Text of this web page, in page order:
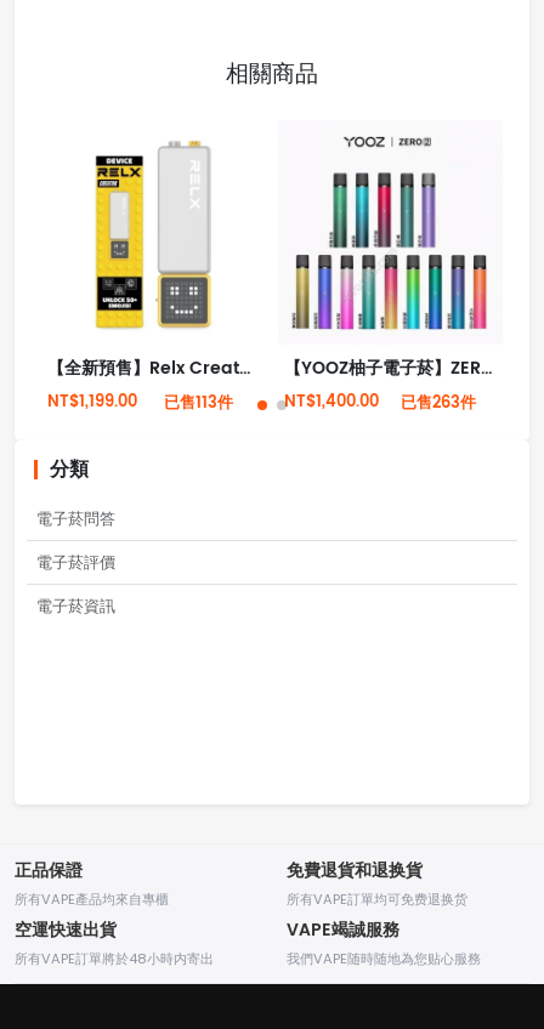
相關商品
【全新預售】Relx Creator 積木系列 18000puffs 烟桿
NT$1,199.00 已售113件
【YOOZ柚子電子菸】ZERO 2代霧化器桿主機 多種顏色 大量現貨
NT$1,400.00 已售263件
分類
電子菸問答
電子菸評價
電子菸資訊
正品保證
所有VAPE產品均來自專櫃
免費退貨和退换貨
所有VAPE訂單均可免费退换货
空運快速出貨
所有VAPE訂單將於48小時内寄出
VAPE竭誠服務
我們VAPE随時随地為您贴心服務